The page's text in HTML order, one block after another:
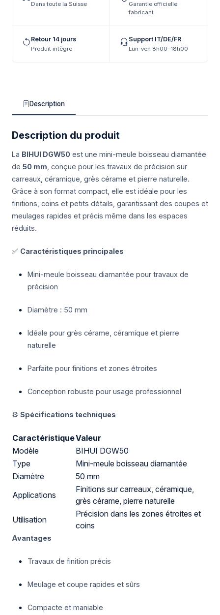
Dans toute la Suisse
Garantie officielle
fabricant
Retour 14 jours
Produit intègre
Support IT/DE/FR
Lun-ven 8h00–18h00
Description
Description du produit
La BIHUI DGW50 est une mini-meule boisseau diamantée
de 50 mm , conçue pour les travaux de précision sur
carreaux, céramique, grès cérame et pierre naturelle.
Grâce à son format compact, elle est idéale pour les
finitions, coins et petits détails, garantissant des coupes et
meulages rapides et précis même dans les espaces
réduits.
✅ Caractéristiques principales
Mini-meule boisseau diamantée pour travaux de
précision
Diamètre : 50 mm
Idéale pour grès cérame, céramique et pierre
naturelle
Parfaite pour finitions et zones étroites
Conception robuste pour usage professionnel
⚙️ Spécifications techniques
CaractéristiqueValeur
Modèle
BIHUI DGW50
Type
Mini-meule boisseau diamantée
Diamètre
50 mm
Applications
Finitions sur carreaux, céramique,
grès cérame, pierre naturelle
Utilisation
Précision dans les zones étroites et
coins
Avantages
Travaux de finition précis
Meulage et coupe rapides et sûrs
Compacte et maniable